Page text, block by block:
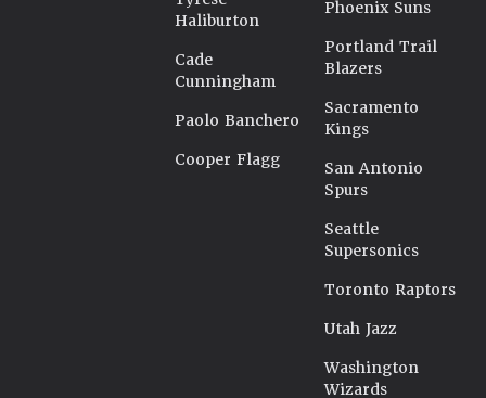
Haliburton
Cade
Cunningham
Paolo Banchero
Cooper Flagg
Phoenix Suns
Portland Trail
Blazers
Sacramento
Kings
San Antonio
Spurs
Seattle
Supersonics
Toronto Raptors
Utah Jazz
Washington
Wizards